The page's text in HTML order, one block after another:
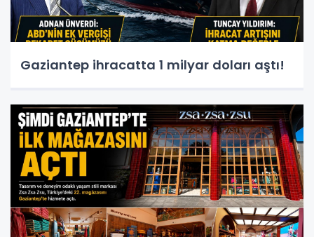
Gaziantep ihracatta 1 milyar doları aştı!